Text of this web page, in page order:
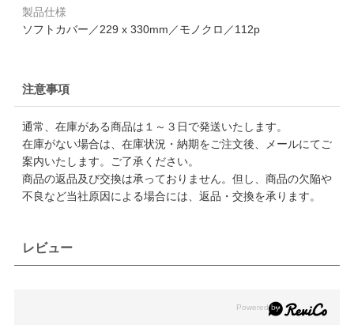
製品仕様
ソフトカバー／229 x 330mm／モノクロ／112p
注意事項
通常、在庫がある商品は１～３日で発送いたします。
在庫がない場合は、在庫状況・納期をご注文後、メールにてご
案内いたします。ご了承ください。
商品の返品及び交換は承っておりません。但し、商品の欠陥や
不良など当社原因による場合には、返品・交換を承ります。
レビュー